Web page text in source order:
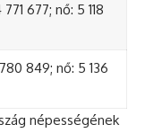
677; nő: 5 118
849; nő: 5 136
népességének